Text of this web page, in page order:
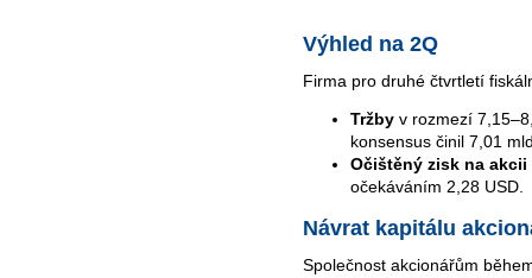
Výhled na 2Q
Firma pro druhé čtvrtletí
Tržby v rozmezí
konsensus činil 7,01
Očištěný zisk na akcii
očekáváním 2,28 USD.
Návrat kapitálu
Společnost akcionářům